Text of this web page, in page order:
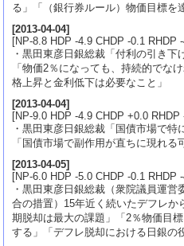
る」「（銀行券ルール）物価目標を
[2013-04-04]
[NP-8.8 HDP -4.9 CHDP -0.1 RHDP
・黒田東彦日銀総裁「付利の引き下
「物価2％になっても、持続的でな
格上昇と金利低下は必要なこと」
[2013-04-04]
[NP-9.0 HDP -4.9 CHDP +0.0 RHDP
・黒田東彦日銀総裁「国債市場で特
「国債市場で副作用が直ちに現れる
[2013-04-05]
[NP-6.0 HDP -5.0 CHDP -0.1 RHDP
・黒田東彦日銀総裁（衆院議員運
合の措置）15年近く続いたデフレ
期脱却は最大の課題」「2％物価目
する」「デフレ脱却における日銀の